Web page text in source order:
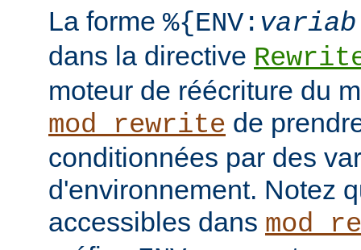
La forme %{ENV:
dans la directive
moteur de réécriture du
mod_rewrite de
conditionnées par des
d'environnement. Notez
accessibles dans